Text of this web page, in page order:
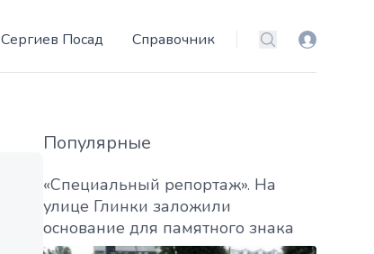
Сергиев Посад Справочник Поиск Вход
Популярные
«Специальный репортаж». На
улице Глинки заложили
основание для памятного знака